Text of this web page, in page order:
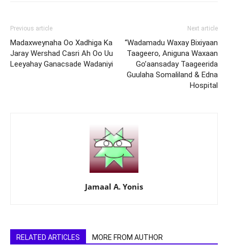
Previous article
Madaxweynaha Oo Xadhiga Ka
Jaray Wershad Casri Ah Oo Uu
Leeyahay Ganacsade Wadaniyi
Next article
“Wadamadu Waxay Bixiyaan
Taageero, Aniguna Waxaan
Go’aansaday Taageerida
Guulaha Somaliland & Edna
Hospital
Jamaal A. Yonis
RELATED ARTICLES MORE FROM AUTHOR